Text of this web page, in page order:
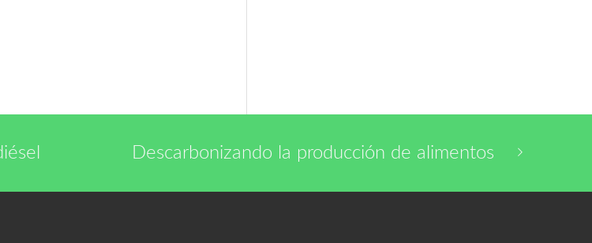
Descarbonizando la producción de alimentos